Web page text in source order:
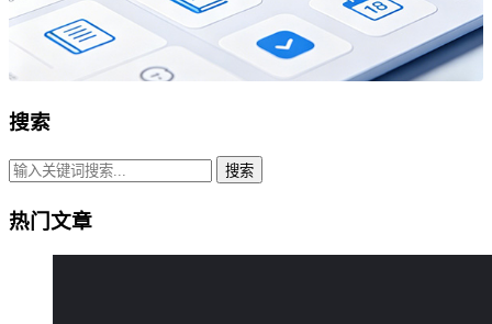
搜索
搜索
热门文章